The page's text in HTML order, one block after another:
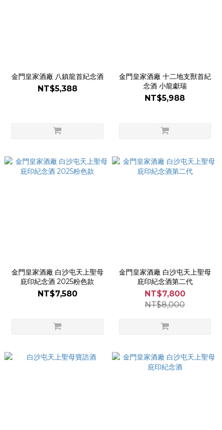
金門皇家酒廠 八鎮龍首紀念酒
NT$5,388
金門皇家酒廠 十二地支獸首紀
念酒 小龍獻瑞
NT$5,988
金門皇家酒廠 白沙屯天上聖母
庇印紀念酒 2025粉色款
NT$7,580
金門皇家酒廠 白沙屯天上聖母
庇印紀念酒第二代
NT$7,800
NT$8,000